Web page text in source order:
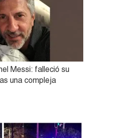
Messi: falleció su
una compleja